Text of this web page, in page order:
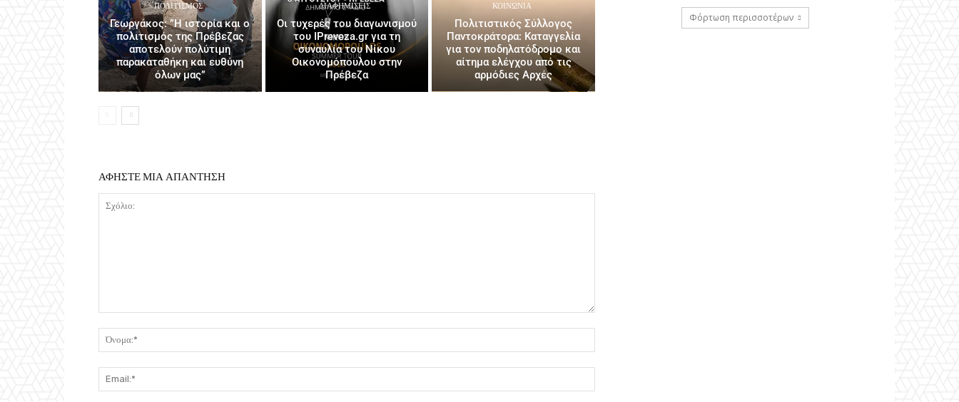
ΠΟΛΙΤΙΣΜΌΣ
Γεωργάκος: ”Η ιστορία και ο
πολιτισμός της Πρέβεζας
αποτελούν πολύτιμη
παρακαταθήκη και ευθύνη
όλων μας”
ΔΙΑΦΗΜΊΣΕΙΣ
Οι τυχερές του διαγωνισμού
του IPreveza.gr για τη
συναυλία του Νίκου
Οικονομόπουλου στην
Πρέβεζα
ΚΟΙΝΩΝΙΑ
Πολιτιστικός Σύλλογος
Παντοκράτορα: Καταγγελία
για τον ποδηλατόδρομο και
αίτημα ελέγχου από τις
αρμόδιες Αρχές
ΑΦΗΣΤΕ ΜΙΑ ΑΠΑΝΤΗΣΗ
Φόρτωση περισσοτέρων